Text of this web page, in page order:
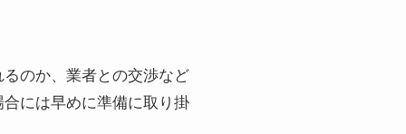
のか、業者との交渉など
には早めに準備に取り掛